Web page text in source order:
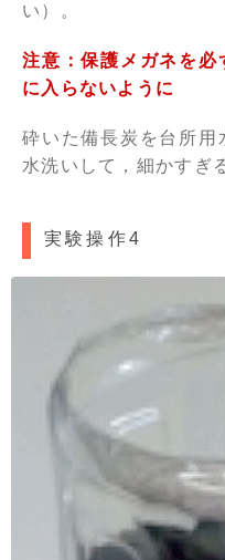
い）。
注意：保護メガネを必
に入らないように
砕いた備長炭を台所用
水洗いして，細かすぎ
実験操作4